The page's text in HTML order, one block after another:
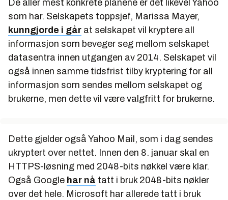
De aller mest konkrete planene er det likevel Yahoo
som har. Selskapets toppsjef, Marissa Mayer,
kunngjorde i går at selskapet vil kryptere all
informasjon som beveger seg mellom selskapet
datasentra innen utgangen av 2014. Selskapet vil
også innen samme tidsfrist tilby kryptering for all
informasjon som sendes mellom selskapet og
brukerne, men dette vil være valgfritt for brukerne.
Dette gjelder også Yahoo Mail, som i dag sendes
ukryptert over nettet. Innen den 8. januar skal en
HTTPS-løsning med 2048-bits nøkkel være klar.
Også Google har nå tatt i bruk 2048-bits nøkler
over det hele. Microsoft har allerede tatt i bruk